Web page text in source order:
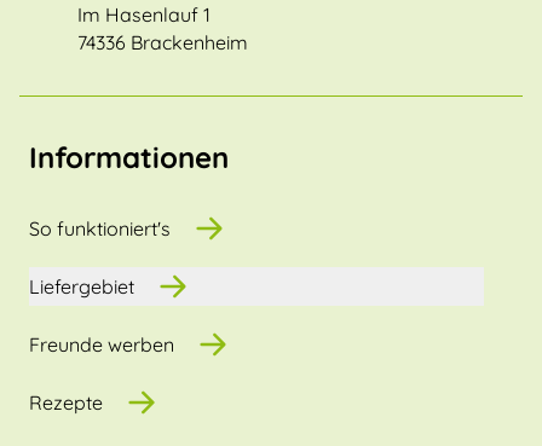
Im Hasenlauf 1
74336 Brackenheim
Informationen
So funktioniert's
Liefergebiet
Freunde werben
Rezepte